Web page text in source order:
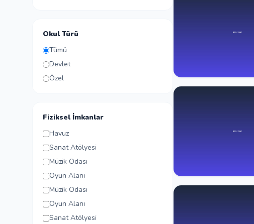
Okul Türü
Tümü
Devlet
Özel
Fiziksel İmkanlar
Havuz
Sanat Atölyesi
Müzik Odası
Oyun Alanı
Müzik Odası
Oyun Alanı
Sanat Atölyesi